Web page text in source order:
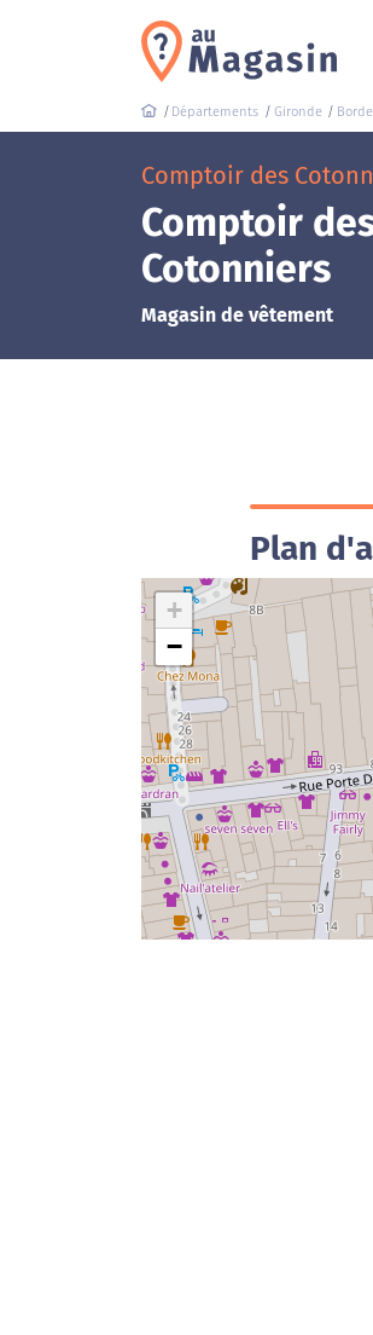
Départements Gironde
Comptoir des
Comptoir
Cotonniers
Magasin de vêtement
Plan
+
−